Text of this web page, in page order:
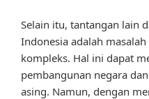
Selain itu, tantangan lain
Indonesia adalah
kompleks. Hal ini dapat
pembangunan negara
asing. Namun, dengan